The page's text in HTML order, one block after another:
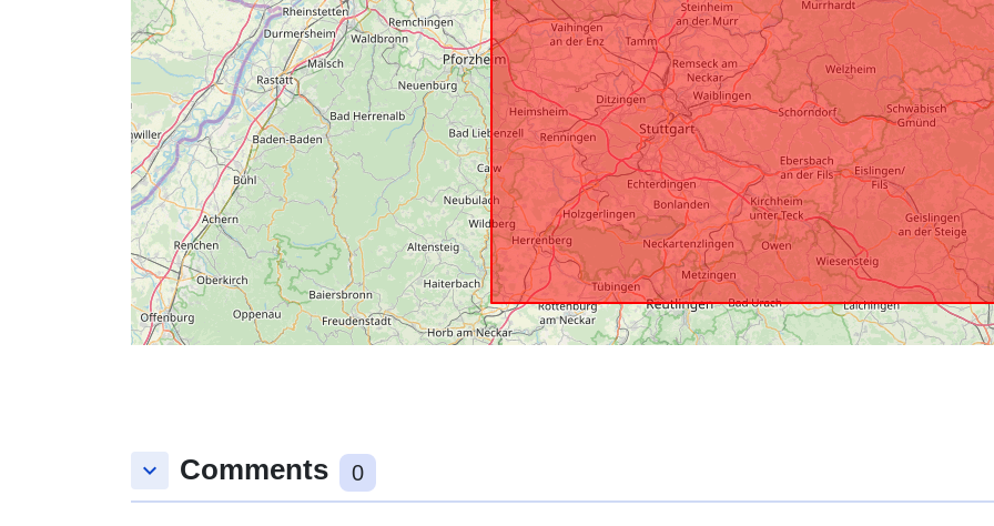
keyboard_arrow_down Comments 0